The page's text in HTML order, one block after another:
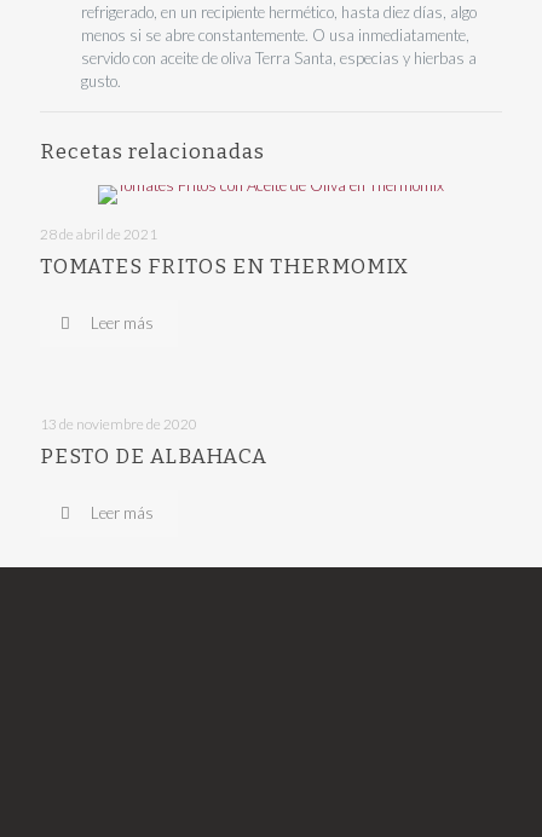
refrigerado, en un recipiente hermético, hasta diez días, algo
menos si se abre constantemente. O usa inmediatamente,
servido con aceite de oliva Terra Santa, especias y hierbas a
gusto.
Recetas relacionadas
28 de abril de 2021
TOMATES FRITOS EN THERMOMIX
Leer más
13 de noviembre de 2020
PESTO DE ALBAHACA
Leer más